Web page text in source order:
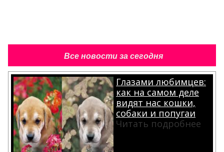
Все новости за сегодня
Глазами любимцев:
как на самом деле
видят нас кошки,
собаки и попугаи
Читать подробнее